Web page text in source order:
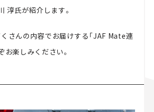
淳氏が紹介します。
さんの内容でお届けする「JAF Mate連
お楽しみください。